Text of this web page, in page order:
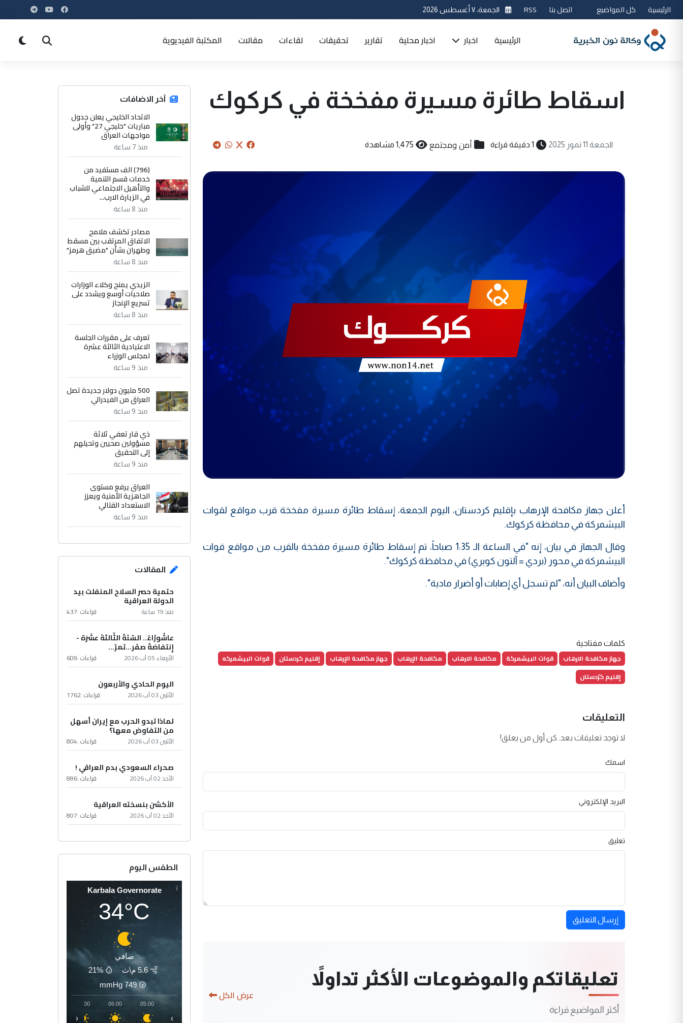
الرئيسية كل المواضيع اتصل بنا RSS الجمعة، ٧ أغسطس 2026
الرئيسية اخبار اخبار محلية تقارير تحقيقات لقاءات مقالات المكتبة الفيديوية
اسقاط طائرة مسيرة مفخخة في كركوك
الجمعة 11 تموز 2025 1 دقيقة قراءة أمن ومجتمع 1,475 مشاهدة
أعلن جهاز مكافحة الإرهاب بإقليم كردستان، اليوم الجمعة، إسقاط طائرة مسيرة مفخخة قرب مواقع لقوات
البيشمركة في محافظة كركوك.
وقال الجهاز في بيان، إنه "في الساعة الـ 1:35 صباحاً، تم إسقاط طائرة مسيرة مفخخة بالقرب من مواقع قوات
البيشمركة في محور (بردي = آلتون كوبري) في محافظة كركوك".
وأضاف البيان أنه، "لم تسجل أي إصابات أو أضرار مادية".
كلمات مفتاحية
جهاز مكافحة الارهاب قوات البيشمركة مكافحة الارهاب مكافحة الإرهاب جهاز مكافحة الإرهاب إقليم كردستان
قوات البيشمركه
إقليم كرُدستان
التعليقات
لا توجد تعليقات بعد. كن أول من يعلق!
اسمك
البريد الإلكتروني
تعليق
إرسال التعليق
تعليقاتكم والموضوعات الأكثر تداولاً
أكثر المواضيع قراءة
عرض الكل
آخر الاضافات
الاتحاد الخليجي يعلن جدول
مباريات "خليجي 27" وأولى
مواجهات العراق
منذ 7 ساعة
(796) الف مستفيد من
خدمات قسم التنمية
والتأهيل الاجتماعي للشباب
في الزيارة الارب...
منذ 8 ساعة
مصادر تكشف ملامح
الاتفاق المرتقب بين مسقط
وطهران بشأن "مضيق هرمز"
منذ 8 ساعة
الزيدي يمنح وكلاء الوزارات
صلاحيات أوسع ويشدد على
تسريع الإنجاز
منذ 8 ساعة
تعرف على مقررات الجلسة
الاعتيادية الثالثة عشرة
لمجلس الوزراء
منذ 9 ساعة
500 مليون دولار جديدة تصل
العراق من الفيدرالي
منذ 9 ساعة
ذي قار تعفي ثلاثة
مسؤولين صحيين وتحيلهم
إلى التحقيق
منذ 9 ساعة
العراق يرفع مستوى
الجاهزية الأمنية ويعزز
الاستعداد القتالي
منذ 9 ساعة
المقالات
حتمية حصر السلاح المنفلت بيد
الدولة العراقية
منذ 19 ساعة قراءات :437
عاشُورْاءُ.. السّنَةُ الثّالثةَ عشَرَة -
إِنتفاضةُ صفَر…تمرّ...
الأربعاء 05 آب 2026 قراءات :609
اليوم الحادي والأربعون
الأثنين 03 آب 2026 قراءات :1762
لماذا تبدو الحرب مع إيران أسهل
من التفاوض معها؟
الأثنين 03 آب 2026 قراءات :804
صحراء السعودي بدم العراقي !
الأحد 02 آب 2026 قراءات :886
الأكشن بنسخته العراقية
الأحد 02 آب 2026 قراءات :807
الطقس اليوم
Karbala Governorate
34°C
صافي
5.6 م\ث
21%
749
mmHg
05:00
06:00
07:00
‹ ›